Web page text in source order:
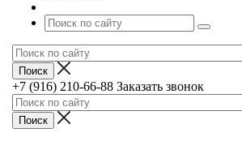
+7 (916) 210-66-88 Заказать звонок